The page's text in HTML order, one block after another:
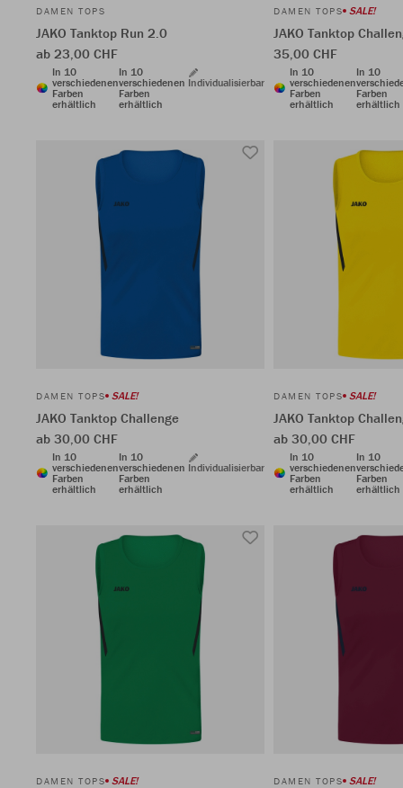
DAMEN TOPS
JAKO Tanktop Run 2.0
ab 23,00 CHF
In 10
verschiedenen
Farben
erhältlich
In 10
verschiedenen
Farben
erhältlich
Individualisierbar
DAMEN TOPS SALE!
JAKO Tanktop
35,00 CHF
In 10
verschiedenen
Farben
erhältlich
In 10
Farben
erhältlich
DAMEN TOPS SALE!
JAKO Tanktop Challenge
ab 30,00 CHF
In 10
verschiedenen
Farben
erhältlich
In 10
verschiedenen
Farben
erhältlich
Individualisierbar
DAMEN TOPS SALE!
JAKO Tanktop
ab 30,00 CHF
In 10
verschiedenen
Farben
erhältlich
In 10
Farben
erhältlich
DAMEN TOPS SALE! DAMEN TOPS SALE!